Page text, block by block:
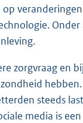
zorgvraag en
steeds
media is